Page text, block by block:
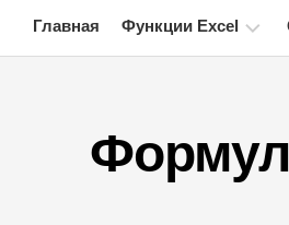
content
Главная Функции Excel
Советы
по
Excel